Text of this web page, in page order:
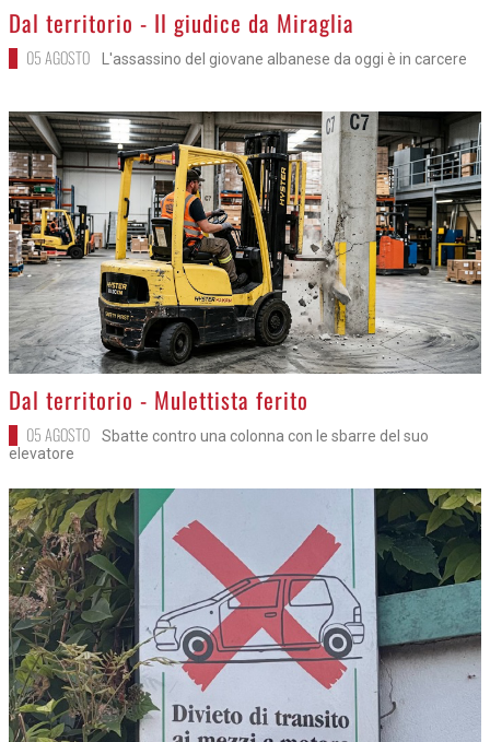
>
Dal territorio - Il giudice da Miraglia
05 AGOSTO L'assassino del giovane albanese da oggi è in carcere
>
Dal territorio - Mulettista ferito
05 AGOSTO
Sbatte contro una colonna con le sbarre del suo
elevatore